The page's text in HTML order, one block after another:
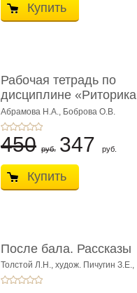
Купить
Рабочая тетрадь по
дисциплине «Риторика
для ю� ...
Абрамова Н.А., Боброва О.В.
450 руб. 347 руб.
Купить
После бала. Рассказы
Толстой Л.Н., худож. Пичугин З.Е.,
худож. Лебедев А.И.,